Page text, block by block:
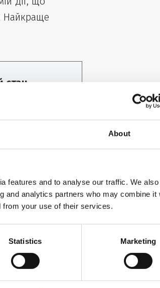
About
features and to analyse our traffic. We
and analytics partners who may combine it
from your use of their services.
Statistics Marketing
Найкраще
стан
нею щодня.
by them.
finished by